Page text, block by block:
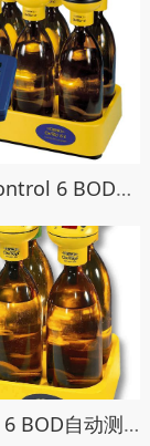
OxiTop Control 6 BOD遥控自动测定仪
OxiTop IS 6 BOD自动测定仪